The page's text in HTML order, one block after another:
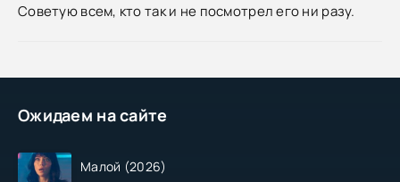
Ожидаем на сайте
Малой (2026)
Советую всем, кто так и не посмотрел его ни разу.